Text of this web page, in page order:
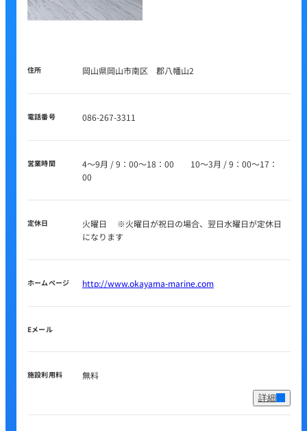
住所 岡山県岡山市南区 郡八幡山2
電話番号 086-267-3311
営業時間
4～9月 / 9：00～18：00 10～3月 / 9：00～17：
00
定休日
火曜日 ※火曜日が祝日の場合、翌日水曜日が定休日
になります
ホームページ http://www.okayama-marine.com
Eメール
施設利用料 無料
詳細